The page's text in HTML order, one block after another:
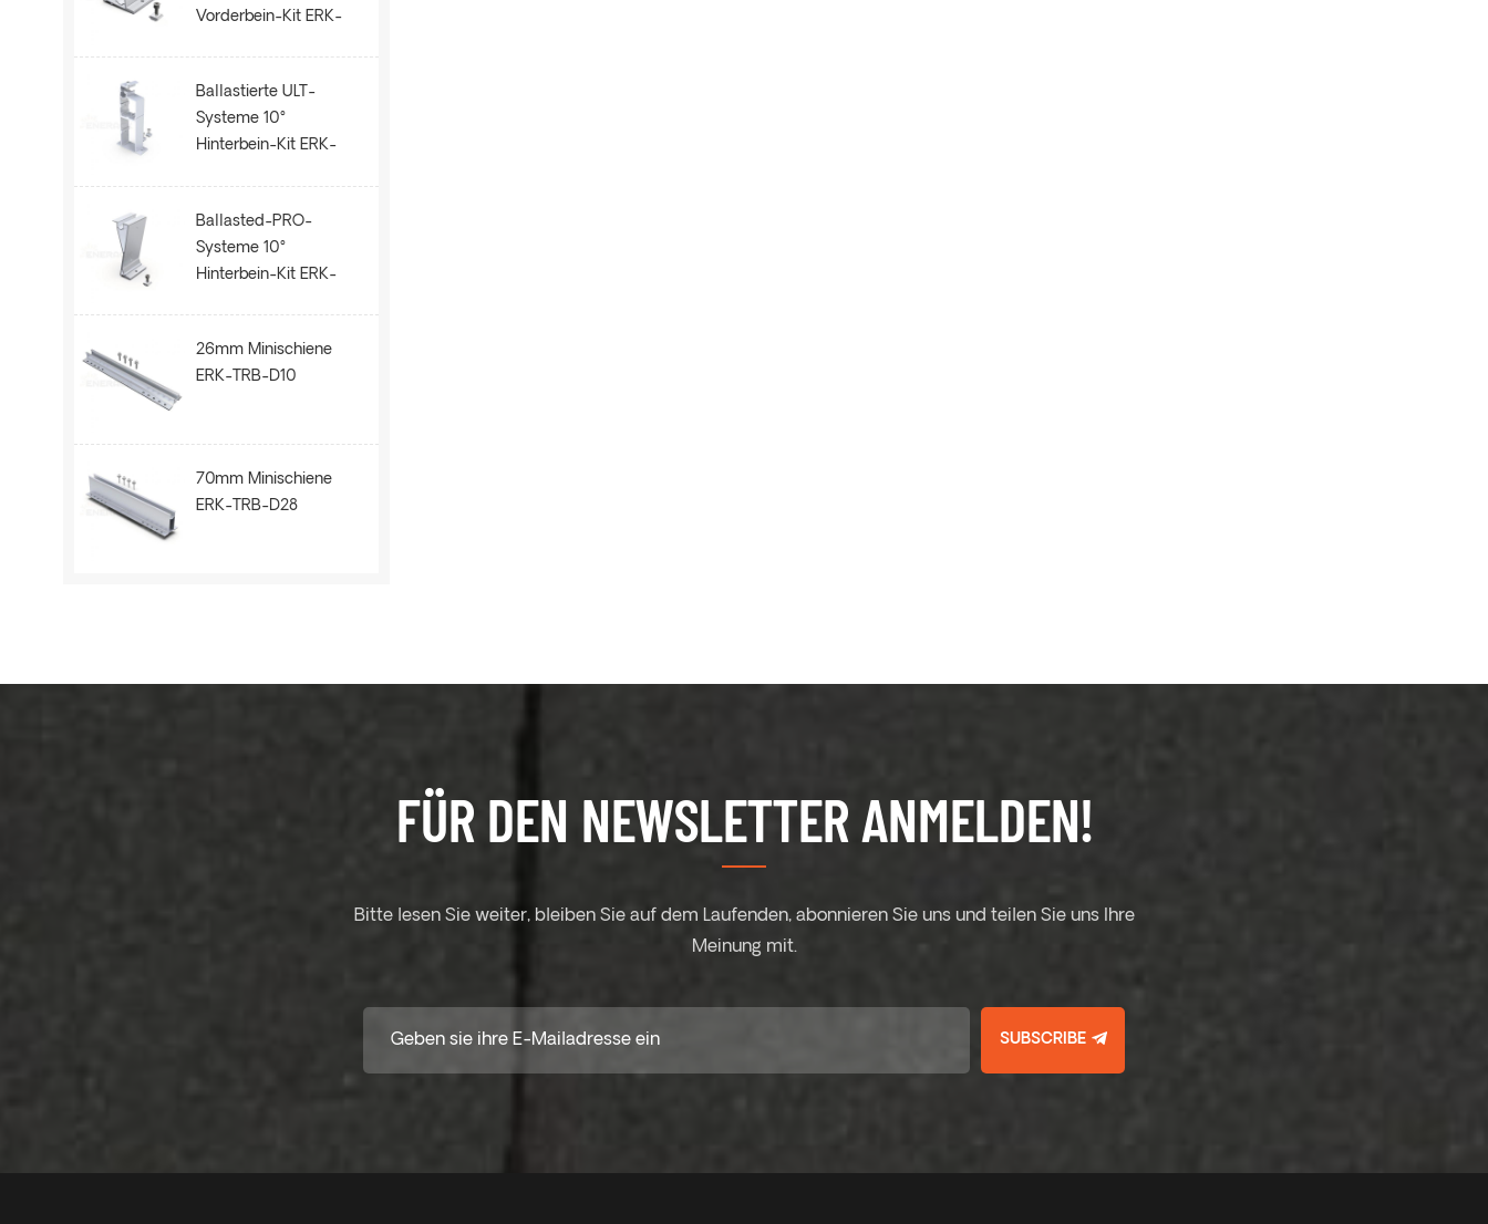
Vorderbein-Kit ERK-
Ballastierte ULT-
Systeme 10°
Hinterbein-Kit ERK-
Ballasted-PRO-
Systeme 10°
Hinterbein-Kit ERK-
26mm Minischiene
ERK-TRB-D10
70mm Minischiene
ERK-TRB-D28
FÜR DEN NEWSLETTER ANMELDEN!
Bitte lesen Sie weiter, bleiben Sie auf dem Laufenden, abonnieren Sie uns und teilen Sie uns Ihre
Meinung mit.
SUBSCRIBE